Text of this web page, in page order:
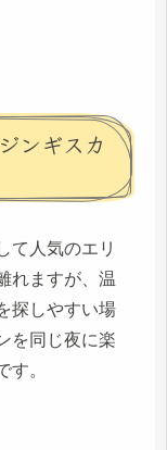
ンギスカ
て人気のエリ
れますが、温
探しやすい場
を同じ夜に楽
す。